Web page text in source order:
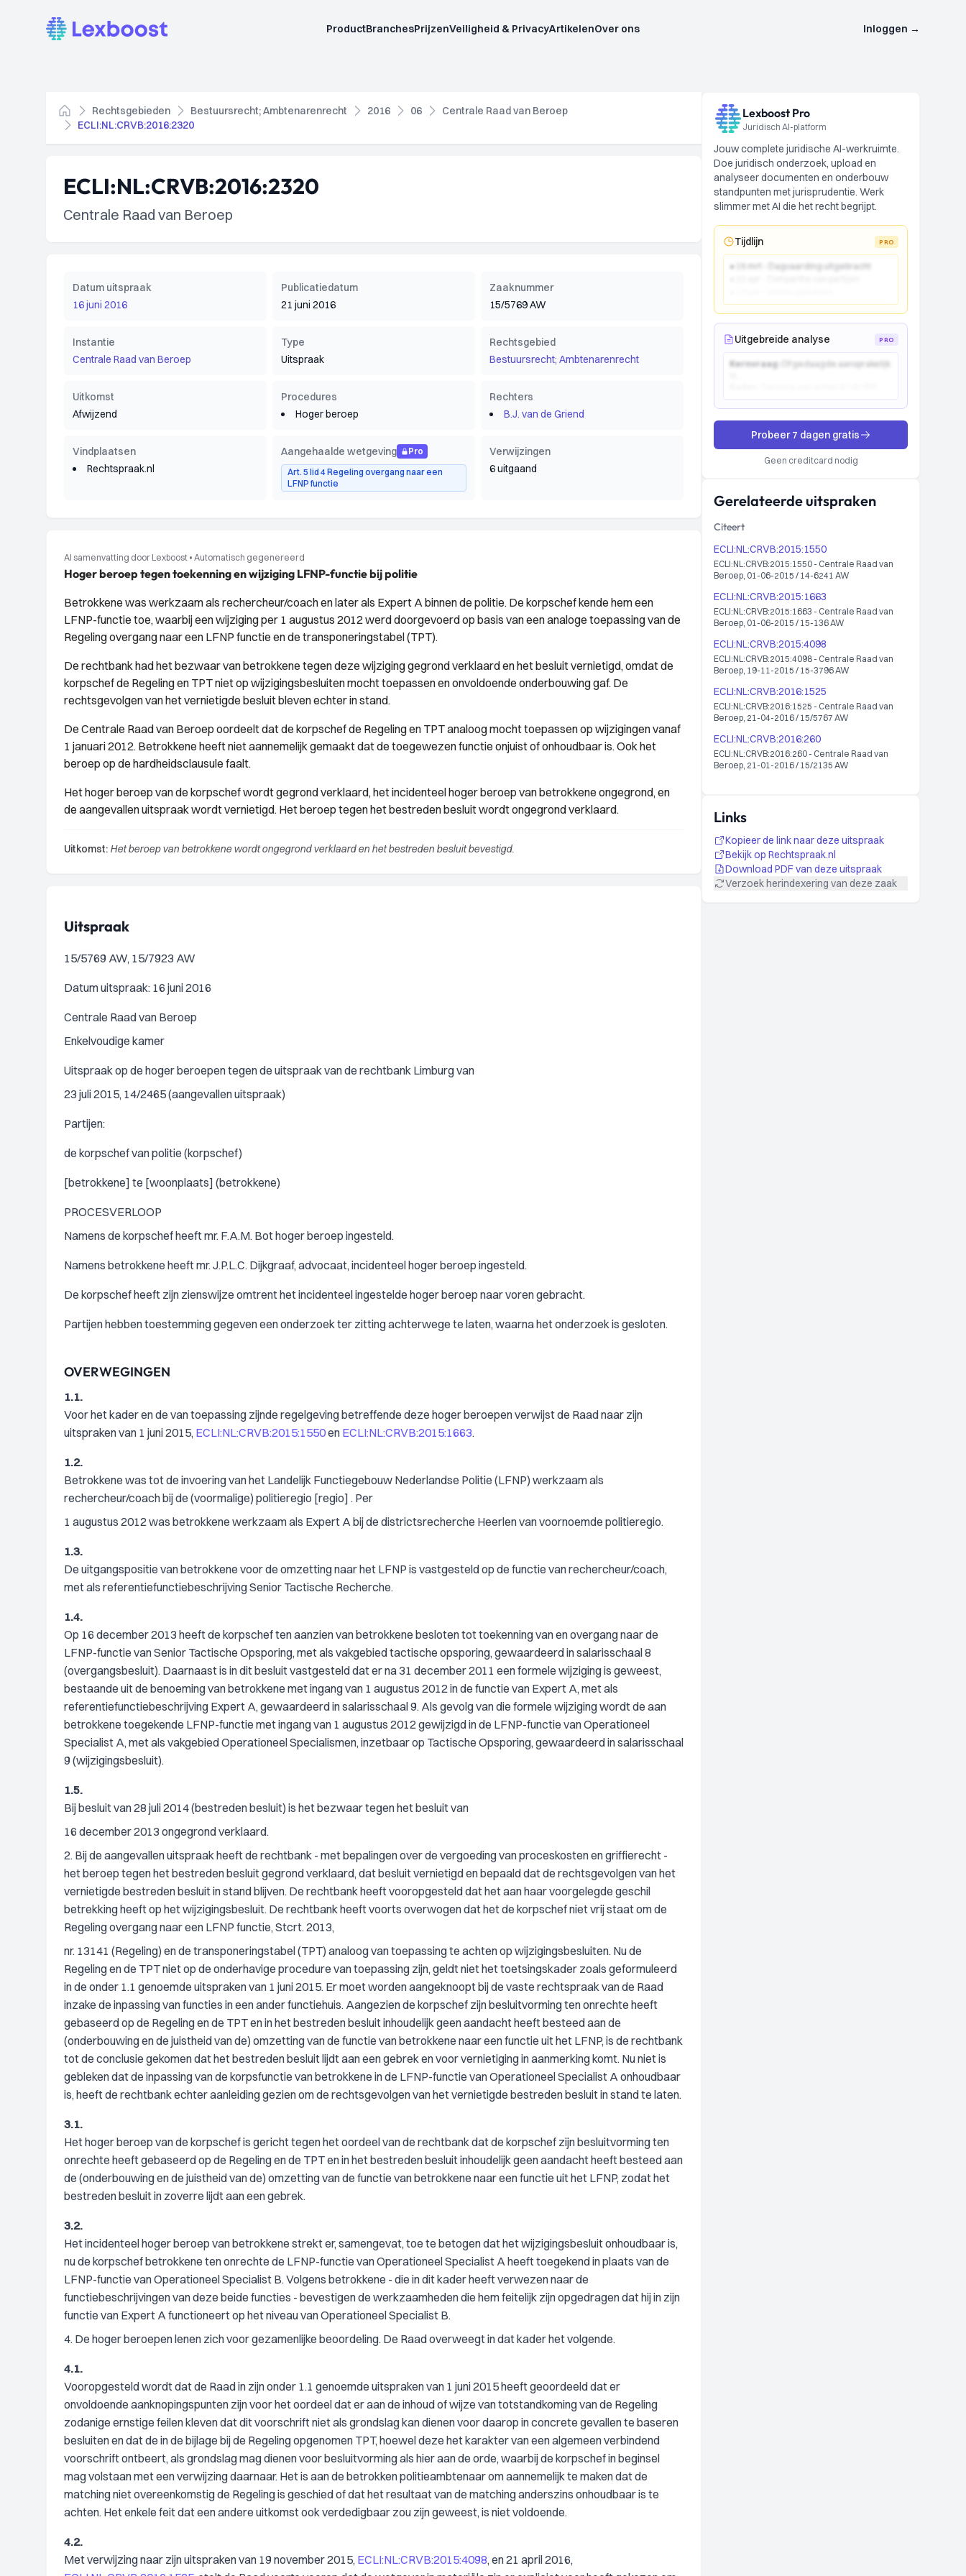
Lexboost ProductBranchesPrijzenVeiligheid & PrivacyArtikelenOver ons Inloggen →
Home
Rechtsgebieden Bestuursrecht; Ambtenarenrecht 2016 06
Centrale Raad van Beroep
ECLI:NL:CRVB:2016:2320
ECLI:NL:CRVB:2016:2320
Centrale Raad van Beroep
Datum uitspraak
16 juni 2016
Publicatiedatum
21 juni 2016
Zaaknummer
15/5769 AW
Instantie
Centrale Raad van Beroep
Type
Uitspraak
Rechtsgebied
Bestuursrecht; Ambtenarenrecht
Uitkomst
Afwijzend
Procedures
Hoger beroep
Rechters
B.J. van de Griend
Vindplaatsen
Rechtspraak.nl
Aangehaalde wetgeving
Pro
Art. 5 lid 4 Regeling overgang naar een
LFNP functie
Verwijzingen
6 uitgaand
AI samenvatting door Lexboost • Automatisch gegenereerd
Hoger beroep tegen toekenning en wijziging LFNP-functie bij politie
Betrokkene was werkzaam als rechercheur/coach en later als Expert A binnen de politie. De korpschef kende hem een
LFNP-functie toe, waarbij een wijziging per 1 augustus 2012 werd doorgevoerd op basis van een analoge toepassing van de
Regeling overgang naar een LFNP functie en de transponeringstabel (TPT).
De rechtbank had het bezwaar van betrokkene tegen deze wijziging gegrond verklaard en het besluit vernietigd, omdat de
korpschef de Regeling en TPT niet op wijzigingsbesluiten mocht toepassen en onvoldoende onderbouwing gaf. De
rechtsgevolgen van het vernietigde besluit bleven echter in stand.
De Centrale Raad van Beroep oordeelt dat de korpschef de Regeling en TPT analoog mocht toepassen op wijzigingen vanaf
1 januari 2012. Betrokkene heeft niet aannemelijk gemaakt dat de toegewezen functie onjuist of onhoudbaar is. Ook het
beroep op de hardheidsclausule faalt.
Het hoger beroep van de korpschef wordt gegrond verklaard, het incidenteel hoger beroep van betrokkene ongegrond, en
de aangevallen uitspraak wordt vernietigd. Het beroep tegen het bestreden besluit wordt ongegrond verklaard.
Uitkomst: Het beroep van betrokkene wordt ongegrond verklaard en het bestreden besluit bevestigd.
Uitspraak
15/5769 AW, 15/7923 AW
Datum uitspraak: 16 juni 2016
Centrale Raad van Beroep
Enkelvoudige kamer
Uitspraak op de hoger beroepen tegen de uitspraak van de rechtbank Limburg van
23 juli 2015, 14/2465 (aangevallen uitspraak)
Partijen:
de korpschef van politie (korpschef)
[betrokkene] te [woonplaats] (betrokkene)
PROCESVERLOOP
Namens de korpschef heeft mr. F.A.M. Bot hoger beroep ingesteld.
Namens betrokkene heeft mr. J.P.L.C. Dijkgraaf, advocaat, incidenteel hoger beroep ingesteld.
De korpschef heeft zijn zienswijze omtrent het incidenteel ingestelde hoger beroep naar voren gebracht.
Partijen hebben toestemming gegeven een onderzoek ter zitting achterwege te laten, waarna het onderzoek is gesloten.
OVERWEGINGEN
1.1.
Voor het kader en de van toepassing zijnde regelgeving betreffende deze hoger beroepen verwijst de Raad naar zijn
uitspraken van 1 juni 2015, ECLI:NL:CRVB:2015:1550en ECLI:NL:CRVB:2015:1663.
1.2.
Betrokkene was tot de invoering van het Landelijk Functiegebouw Nederlandse Politie (LFNP) werkzaam als
rechercheur/coach bij de (voormalige) politieregio [regio] . Per
1 augustus 2012 was betrokkene werkzaam als Expert A bij de districtsrecherche Heerlen van voornoemde politieregio.
1.3.
De uitgangspositie van betrokkene voor de omzetting naar het LFNP is vastgesteld op de functie van rechercheur/coach,
met als referentiefunctiebeschrijving Senior Tactische Recherche.
1.4.
Op 16 december 2013 heeft de korpschef ten aanzien van betrokkene besloten tot toekenning van en overgang naar de
LFNP-functie van Senior Tactische Opsporing, met als vakgebied tactische opsporing, gewaardeerd in salarisschaal 8
(overgangsbesluit). Daarnaast is in dit besluit vastgesteld dat er na 31 december 2011 een formele wijziging is geweest,
bestaande uit de benoeming van betrokkene met ingang van 1 augustus 2012 in de functie van Expert A, met als
referentiefunctiebeschrijving Expert A, gewaardeerd in salarisschaal 9. Als gevolg van die formele wijziging wordt de aan
betrokkene toegekende LFNP-functie met ingang van 1 augustus 2012 gewijzigd in de LFNP-functie van Operationeel
Specialist A, met als vakgebied Operationeel Specialismen, inzetbaar op Tactische Opsporing, gewaardeerd in salarisschaal
9 (wijzigingsbesluit).
1.5.
Bij besluit van 28 juli 2014 (bestreden besluit) is het bezwaar tegen het besluit van
16 december 2013 ongegrond verklaard.
2. Bij de aangevallen uitspraak heeft de rechtbank - met bepalingen over de vergoeding van proceskosten en griffierecht -
het beroep tegen het bestreden besluit gegrond verklaard, dat besluit vernietigd en bepaald dat de rechtsgevolgen van het
vernietigde bestreden besluit in stand blijven. De rechtbank heeft vooropgesteld dat het aan haar voorgelegde geschil
betrekking heeft op het wijzigingsbesluit. De rechtbank heeft voorts overwogen dat het de korpschef niet vrij staat om de
Regeling overgang naar een LFNP functie, Stcrt. 2013,
nr. 13141 (Regeling) en de transponeringstabel (TPT) analoog van toepassing te achten op wijzigingsbesluiten. Nu de
Regeling en de TPT niet op de onderhavige procedure van toepassing zijn, geldt niet het toetsingskader zoals geformuleerd
in de onder 1.1 genoemde uitspraken van 1 juni 2015. Er moet worden aangeknoopt bij de vaste rechtspraak van de Raad
inzake de inpassing van functies in een ander functiehuis. Aangezien de korpschef zijn besluitvorming ten onrechte heeft
gebaseerd op de Regeling en de TPT en in het bestreden besluit inhoudelijk geen aandacht heeft besteed aan de
(onderbouwing en de juistheid van de) omzetting van de functie van betrokkene naar een functie uit het LFNP, is de rechtbank
tot de conclusie gekomen dat het bestreden besluit lijdt aan een gebrek en voor vernietiging in aanmerking komt. Nu niet is
gebleken dat de inpassing van de korpsfunctie van betrokkene in de LFNP-functie van Operationeel Specialist A onhoudbaar
is, heeft de rechtbank echter aanleiding gezien om de rechtsgevolgen van het vernietigde bestreden besluit in stand te laten.
3.1.
Het hoger beroep van de korpschef is gericht tegen het oordeel van de rechtbank dat de korpschef zijn besluitvorming ten
onrechte heeft gebaseerd op de Regeling en de TPT en in het bestreden besluit inhoudelijk geen aandacht heeft besteed aan
de (onderbouwing en de juistheid van de) omzetting van de functie van betrokkene naar een functie uit het LFNP, zodat het
bestreden besluit in zoverre lijdt aan een gebrek.
3.2.
Het incidenteel hoger beroep van betrokkene strekt er, samengevat, toe te betogen dat het wijzigingsbesluit onhoudbaar is,
nu de korpschef betrokkene ten onrechte de LFNP-functie van Operationeel Specialist A heeft toegekend in plaats van de
LFNP-functie van Operationeel Specialist B. Volgens betrokkene - die in dit kader heeft verwezen naar de
functiebeschrijvingen van deze beide functies - bevestigen de werkzaamheden die hem feitelijk zijn opgedragen dat hij in zijn
functie van Expert A functioneert op het niveau van Operationeel Specialist B.
4. De hoger beroepen lenen zich voor gezamenlijke beoordeling. De Raad overweegt in dat kader het volgende.
4.1.
Vooropgesteld wordt dat de Raad in zijn onder 1.1 genoemde uitspraken van 1 juni 2015 heeft geoordeeld dat er
onvoldoende aanknopingspunten zijn voor het oordeel dat er aan de inhoud of wijze van totstandkoming van de Regeling
zodanige ernstige feilen kleven dat dit voorschrift niet als grondslag kan dienen voor daarop in concrete gevallen te baseren
besluiten en dat de in de bijlage bij de Regeling opgenomen TPT, hoewel deze het karakter van een algemeen verbindend
voorschrift ontbeert, als grondslag mag dienen voor besluitvorming als hier aan de orde, waarbij de korpschef in beginsel
mag volstaan met een verwijzing daarnaar. Het is aan de betrokken politieambtenaar om aannemelijk te maken dat de
matching niet overeenkomstig de Regeling is geschied of dat het resultaat van de matching anderszins onhoudbaar is te
achten. Het enkele feit dat een andere uitkomst ook verdedigbaar zou zijn geweest, is niet voldoende.
4.2.
Met verwijzing naar zijn uitspraken van 19 november 2015, ECLI:NL:CRVB:2015:4098, en 21 april 2016,
Lexboost Pro
Juridisch AI-platform
Jouw complete juridische AI-werkruimte.
Doe juridisch onderzoek, upload en
analyseer documenten en onderbouw
standpunten met jurisprudentie. Werk
slimmer met AI die het recht begrijpt.
Tijdlijn PRO
● 15 mrt - Dagvaarding uitgebracht
Uitgebreide analyse PRO
Kernvraag:
Of gedaagde aansprakelijk
Probeer 7 dagen gratis
Geen creditcard nodig
Gerelateerde uitspraken
Citeert
ECLI:NL:CRVB:2015:1550
ECLI:NL:CRVB:2015:1550 - Centrale Raad van
Beroep, 01-06-2015 / 14-6241 AW
ECLI:NL:CRVB:2015:1663
ECLI:NL:CRVB:2015:1663 - Centrale Raad van
Beroep, 01-06-2015 / 15-136 AW
ECLI:NL:CRVB:2015:4098
ECLI:NL:CRVB:2015:4098 - Centrale Raad van
Beroep, 19-11-2015 / 15-3796 AW
ECLI:NL:CRVB:2016:1525
ECLI:NL:CRVB:2016:1525 - Centrale Raad van
Beroep, 21-04-2016 / 15/5767 AW
ECLI:NL:CRVB:2016:260
ECLI:NL:CRVB:2016:260 - Centrale Raad van
Beroep, 21-01-2016 / 15/2135 AW
Links
Kopieer de link naar deze uitspraak
Bekijk op Rechtspraak.nl
Download PDF van deze uitspraak
Verzoek herindexering van deze zaak